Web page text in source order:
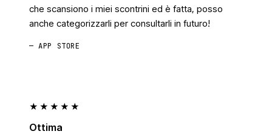
che scansiono i miei scontrini ed è fatta, posso
anche categorizzarli per consultarli in futuro!
— APP STORE
★★★★★
Ottima